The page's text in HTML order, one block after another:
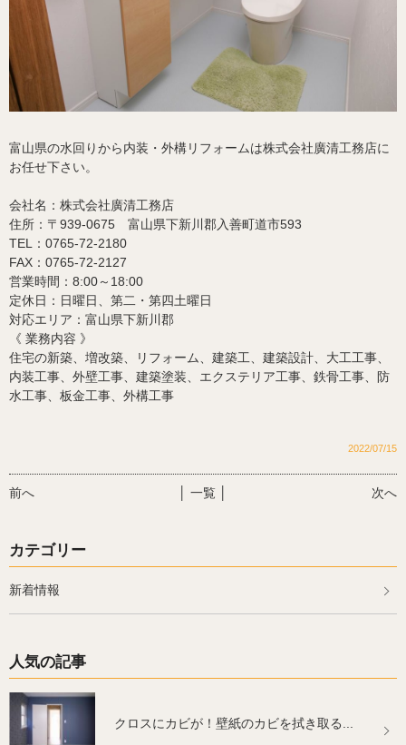
富山県の水回りから内装・外構リフォームは株式会社廣清工務店に
お任せ下さい。
会社名：株式会社廣清工務店
住所：〒939-0675 富山県下新川郡入善町道市593
TEL：0765-72-2180
FAX：0765-72-2127
営業時間：8:00～18:00
定休日：日曜日、第二・第四土曜日
対応エリア：富山県下新川郡
《 業務内容 》
住宅の新築、増改築、リフォーム、建築工、建築設計、大工工事、
内装工事、外壁工事、 建築塗装、エクステリア工事、鉄骨工事、防
水工事、板金工事、外構工事
2022/07/15
前へ 次へ
│ 一覧 │
カテゴリー
新着情報
人気の記事
クロスにカビが！壁紙のカビを拭き取る...